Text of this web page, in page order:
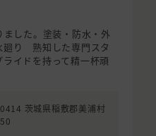
した。塗装・防水・外
廻り 熟知した専門スタ
イドを持って精一杯頑
茨城県稲敷郡美浦村